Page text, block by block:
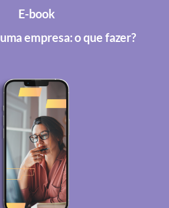
E-book
empresa: o que fazer?